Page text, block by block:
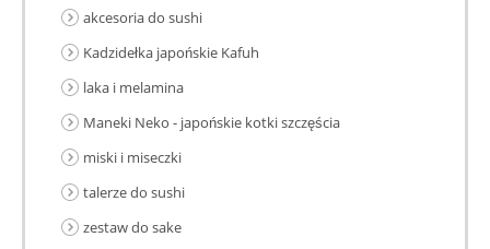
akcesoria do sushi
Kadzidełka japońskie Kafuh
laka i melamina
Maneki Neko - japońskie kotki szczęścia
miski i miseczki
talerze do sushi
zestaw do sake